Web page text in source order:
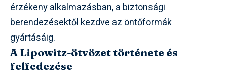
érzékeny alkalmazásban, a biztonsági
berendezésektől kezdve az öntőformák
gyártásáig.
A Lipowitz-ötvözet története és
felfedezése